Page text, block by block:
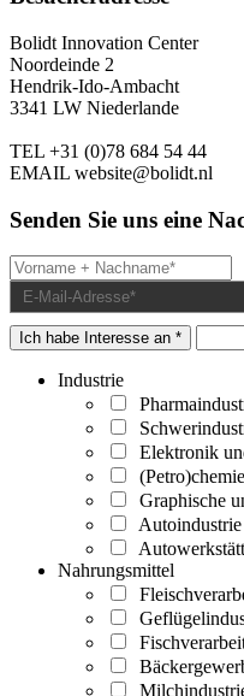
Bolidt Innovation Center
Noordeinde 2
Hendrik-Ido-Ambacht
3341 LW Niederlande
TEL +31 (0)78 684 54 44
EMAIL website@bolidt.nl
Senden Sie uns eine
Ich habe Interesse an *
Industrie
Elektronik
(Petro)chemie
Graphische
Autoindustrie
Nahrungsmittel